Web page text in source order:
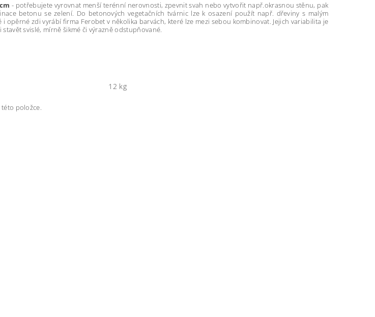
- potřebujete vyrovnat menší terénní nerovnosti, zpevnit svah nebo vytvořit např.okrasnou stěnu, pak
betonu se zelení. Do betonových vegetačních tvárnic lze k osazení použít např. dřeviny s malým
i opěrné zdi vyrábí firma Ferobet v několika barvách, které lze mezi sebou kombinovat. Jejich variabilita je
stavět svislé, mírně šikmé či výrazně odstupňované.
12 kg
položce.